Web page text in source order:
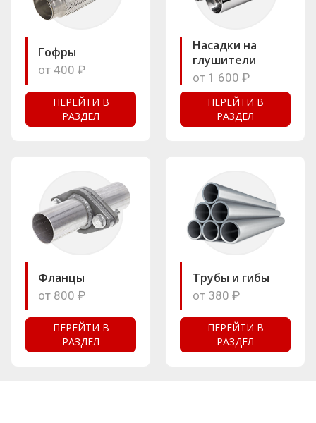
Гофры
от 400 ₽
ПЕРЕЙТИ В
РАЗДЕЛ
Насадки на
глушители
от 1 600 ₽
ПЕРЕЙТИ В
РАЗДЕЛ
Фланцы
от 800 ₽
ПЕРЕЙТИ В
РАЗДЕЛ
Трубы и гибы
от 380 ₽
ПЕРЕЙТИ В
РАЗДЕЛ